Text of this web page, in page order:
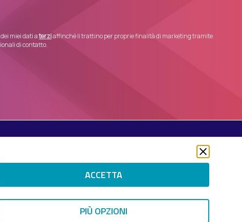
miei dati aterziaffinché li trattino per proprie finalità di marketing tramite
di contatto.
Instagram
RESERVED.
ACCETTA
PIÙ OPZIONI